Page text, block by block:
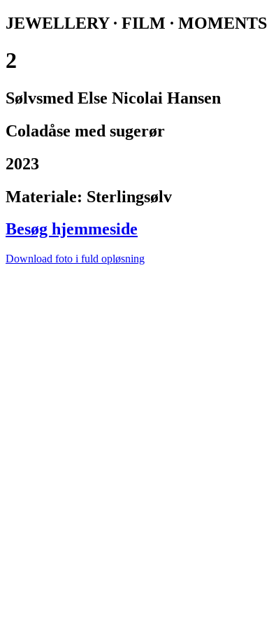
JEWELLERY ∙ FILM ∙ MOMENTS
2
Sølvsmed Else Nicolai Hansen
Coladåse med sugerør
2023
Materiale: Sterlingsølv
Besøg hjemmeside
Download foto i fuld opløsning